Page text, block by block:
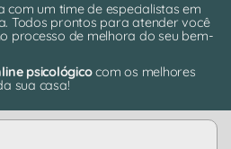
com um time de especialistas em
Todos prontos para atender você
processo de melhora do seu bem-
psicológicocom os melhores
sua casa!